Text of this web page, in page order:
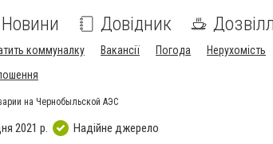
Новини Довідник
коммуналку Вакансії Погода Нерухомість
на Чернобыльской АЭС
2021 р. Надійне джерело